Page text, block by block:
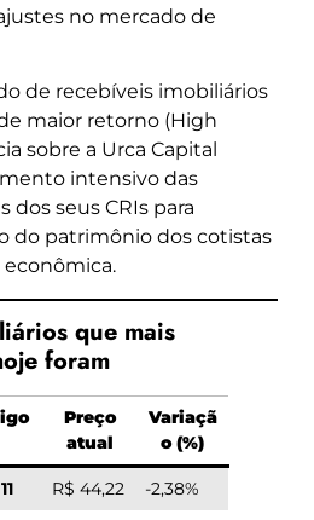
no mercado de
de recebíveis imobiliários
maior retorno (High
sobre a Urca Capital
intensivo das
dos seus CRIs para
do patrimônio dos cotistas
que mais
foram
Preço
atual
Variaçã
o (%)
R$ 44,22
-2,38%